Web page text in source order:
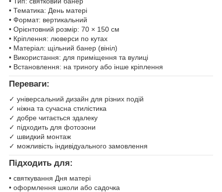
• Тематика: День матері
• Формат: вертикальний
• Орієнтовний розмір: 70 × 150 см
• Кріплення: люверси по кутах
• Матеріал: щільний банер (вініл)
• Використання: для приміщення та вулиці
• Встановлення: на триногу або інше кріплення
Переваги:
✓ універсальний дизайн для різних подій
✓ ніжна та сучасна стилістика
✓ добре читається здалеку
✓ підходить для фотозони
✓ швидкий монтаж
✓ можливість індивідуального замовлення
Підходить для:
• святкування Дня матері
• оформлення школи або садочка